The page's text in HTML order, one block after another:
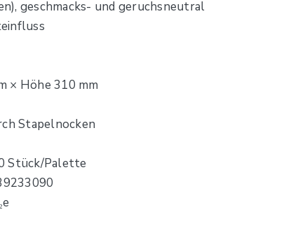
geschmacks- und geruchsneutral
× Höhe 310 mm
Stapelnocken
Stück/Palette